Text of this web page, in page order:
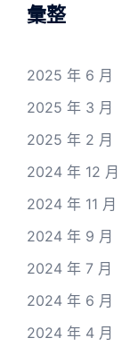
彙整
2025 年 6 月
2025 年 3 月
2025 年 2 月
2024 年 12 月
2024 年 11 月
2024 年 9 月
2024 年 7 月
2024 年 6 月
2024 年 4 月